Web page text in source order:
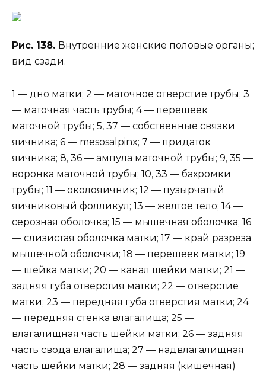
Рис. 138. Внутренние женские половые органы;
вид сзади.
1 — дно матки; 2 — маточное отверстие трубы; 3
— маточная часть трубы; 4 — перешеек
маточной трубы; 5, 37 — собственные связки
яичника; 6 — mesosalpinx; 7 — придаток
яичника; 8, 36 — ампула маточной трубы; 9, 35 —
воронка маточной трубы; 10, 33 — бахромки
трубы; 11 — околояичник; 12 — пузырчатый
яичниковый фолликул; 13 — желтое тело; 14 —
серозная оболочка; 15 — мышечная оболочка; 16
— слизистая оболочка матки; 17 — край разреза
мышечной оболочки; 18 — перешеек матки; 19
— шейка матки; 20 — канал шейки матки; 21 —
задняя губа отверстия матки; 22 — отверстие
матки; 23 — передняя губа отверстия матки; 24
— передняя стенка влагалища; 25 —
влагалищная часть шейки матки; 26 — задняя
часть свода влагалища; 27 — надвлагалищная
часть шейки матки; 28 — задняя (кишечная)